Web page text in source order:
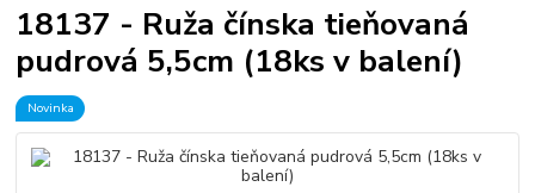
18137 - Ruža čínska tieňovaná
pudrová 5,5cm (18ks v balení)
Novinka